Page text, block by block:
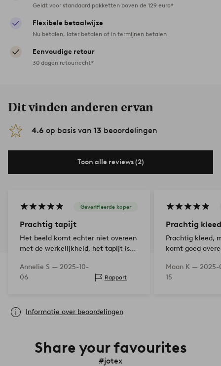
Geldt voor standaard pakketten boven de 129 euro*
Flexibele betaalwijze
Nu betalen, later betalen of in termijnen betalen
Eenvoudige retour
30 dagen retourrecht*
Dit vinden anderen ervan
4.6 op basis van 13 beoordelingen
Toon alle reviews (2)
Geverifieerde koper
Prachtig tapijt
Het beeld komt echter niet overeen
met de werkelijkheid, het tapijt is
de afbeelding. Het is dik om op te
lopen, zacht, erg tevreden.
Annelie S — 2025-10-
06
Rapport
Prachtig kleed
Prachtig kleed,
komt goed
Maan K — 2025-
15
Informatie over beoordelingen
Share your favourites
#jotex